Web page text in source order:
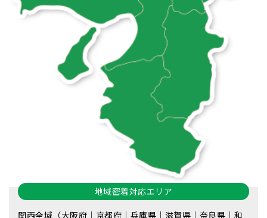
地域密着対応エリア
関西全域（大阪府｜京都府｜兵庫県｜滋賀県｜奈良県｜和